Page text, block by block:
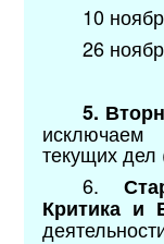
10
26
5.
текущих дел
6.
Критика и